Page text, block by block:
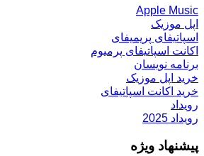
Apple Music
اپل موزیک
اسپاتیفای پریمیفای
اکانت اسپاتیفای پرمیوم
برنامه نویسان
خرید اپل موزیک
خرید اکانت اسپاتیفای
رویداد
رویداد 2025
پیشنهاد ویژه